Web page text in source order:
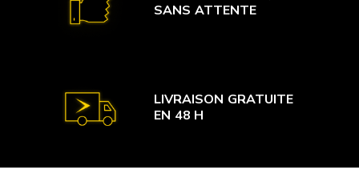
SANS ATTENTE
LIVRAISON GRATUITE
EN 48 H